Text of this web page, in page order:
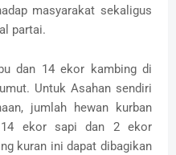
masyarakat sekaligus
partai.
dan 14 ekor kambing di
Untuk Asahan sendiri
jumlah hewan kurban
14 ekor sapi dan 2 ekor
kuran ini dapat dibagikan